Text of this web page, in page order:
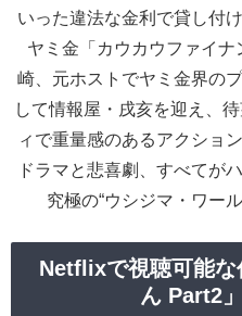
いった違法な金利で貸し付
ヤミ金「カウカウファイ
崎、元ホストでヤミ金界の
して情報屋・戌亥を迎え、
ィで重量感のあるアクショ
ドラマと悲喜劇、すべてが
究極の“ウシジマ・ワー
Netflixで視聴可能な
ん Part2